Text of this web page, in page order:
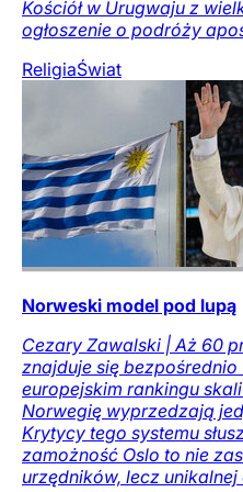
Kościół w Urugwaju z
ogłoszenie o podróży
ReligiaŚwiat
Norweski model pod lupą
Cezary Zawalski | Aż 60
znajduje się
europejskim rankingu
Norwegię wyprzedzają
Krytycy tego systemu
zamożność Oslo to nie
urzędników, lecz